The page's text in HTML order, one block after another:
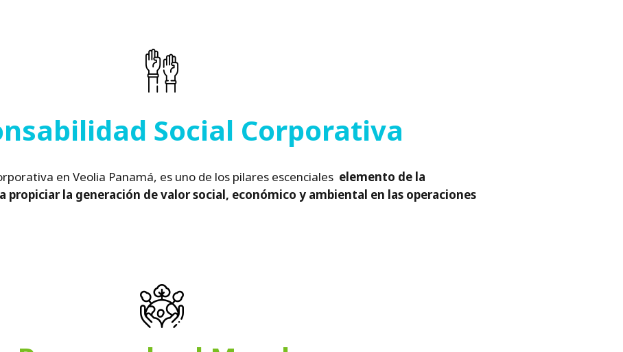
Social Corporativa
en Veolia Panamá, es uno de los pilares escenciales elemento de la
propiciar la generación de valor social, económico y ambiental en las operaciones